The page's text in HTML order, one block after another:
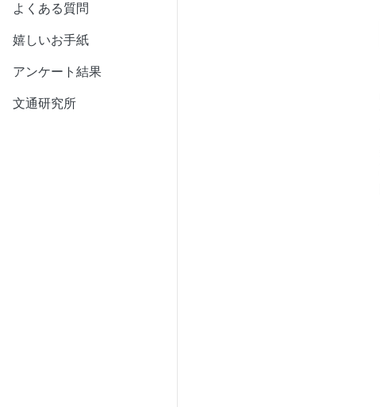
よくある質問
嬉しいお手紙
アンケート結果
文通研究所